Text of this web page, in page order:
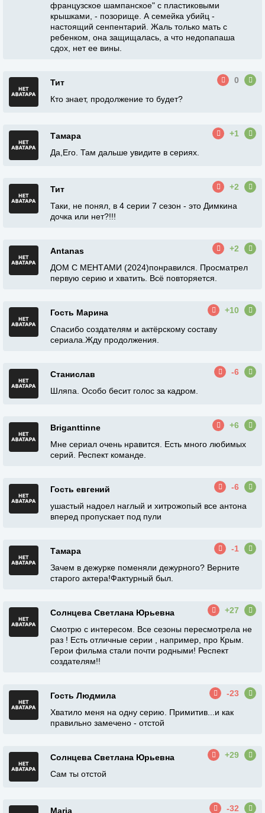
французское шампанское" с пластиковыми
крышками, - позорище. А семейка убийц -
настоящий сенпентарий. Жаль только мать с
ребенком, она защищалась, а что недопапаша
сдох, нет ее вины.
Тит
0
Кто знает, продолжение то будет?
Тамара
+1
Да,Его. Там дальше увидите в сериях.
Тит
+2
Таки, не понял, в 4 серии 7 сезон - это Димкина
дочка или нет?!!!
Antanas
+2
ДОМ С МЕНТАМИ (2024)понравился. Просматрел
первую серию и хватить. Всё повторяется.
Гость Марина
+10
Спасибо создателям и актёрскому составу
сериала.Жду продолжения.
Станислав
-6
Шляпа. Особо бесит голос за кадром.
Briganttinne
+6
Мне сериал очень нравится. Есть много любимых
серий. Респект команде.
Гость евгений
-6
ушастый надоел наглый и хитрожопый все антона
вперед пропускает под пули
Тамара
-1
Зачем в дежурке поменяли дежурного? Верните
старого актера!Фактурный был.
Солнцева Светлана Юрьевна
+27
Смотрю с интересом. Все сезоны пересмотрела не
раз ! Есть отличные серии , например, про Крым.
Герои фильма стали почти родными! Респект
создателям!!
Гость Людмила
-23
Хватило меня на одну серию. Примитив...и как
правильно замечено - отстой
Солнцева Светлана Юрьевна
+29
Сам ты отстой
Maria -32